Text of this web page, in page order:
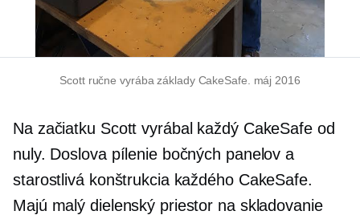
Scott ručne vyrába základy CakeSafe. máj 2016
Na začiatku Scott vyrábal každý CakeSafe od
nuly. Doslova pílenie bočných panelov a
starostlivá konštrukcia každého CakeSafe.
Majú malý dielenský priestor na skladovanie